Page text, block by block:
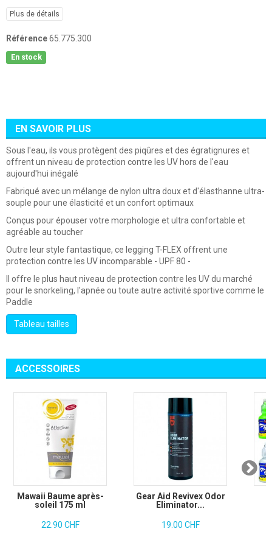
Plus de détails
Référence65.775.300
En stock
EN SAVOIR PLUS
Sous l'eau, ils vous protègent des piqûres et des égratignures et
offrent un niveau de protection contre les UV hors de l'eau
aujourd'hui inégalé
Fabriqué avec un mélange de nylon ultra doux et d'élasthanne ultra-
souple pour une élasticité et un confort optimaux
Conçus pour épouser votre morphologie et ultra confortable et
agréable au toucher
Outre leur style fantastique, ce legging T-FLEX offrent une
protection contre les UV incomparable - UPF 80 -
Il offre le plus haut niveau de protection contre les UV du marché
pour le snorkeling, l'apnée ou toute autre activité sportive comme le
Paddle
Tableau tailles
ACCESSOIRES
Mawaii Baume après-
soleil 175 ml
22.90 CHF
Gear Aid Revivex Odor
Eliminator...
19.00 CHF